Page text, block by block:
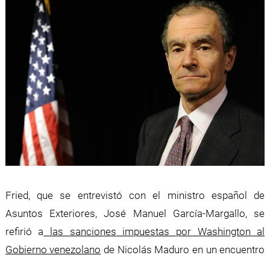
Fried, que se entrevistó con el ministro español de
Asuntos Exteriores, José Manuel García-Margallo, se
refirió a las sanciones impuestas por Washington al
Gobierno venezolano de Nicolás Maduro en un encuentro